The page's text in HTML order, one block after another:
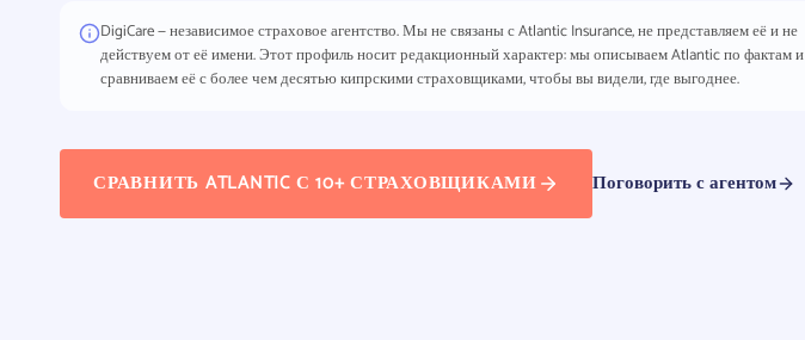
DigiCare — независимое страховое агентство. Мы не связаны с Atlantic Insurance, не представляем её и не
действуем от её имени. Этот профиль носит редакционный характер: мы описываем Atlantic по фактам и
сравниваем её с более чем десятью кипрскими страховщиками, чтобы вы видели, где выгоднее.
СРАВНИТЬ ATLANTIC С 10+ СТРАХОВЩИКАМИ Поговорить с агентом